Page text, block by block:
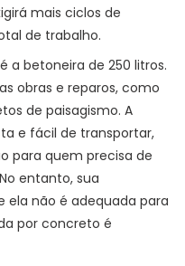
mais ciclos de
de trabalho.
a betoneira de 250 litros.
obras e reparos, como
de paisagismo. A
e fácil de transportar,
para quem precisa de
entanto, sua
ela não é adequada para
por concreto é